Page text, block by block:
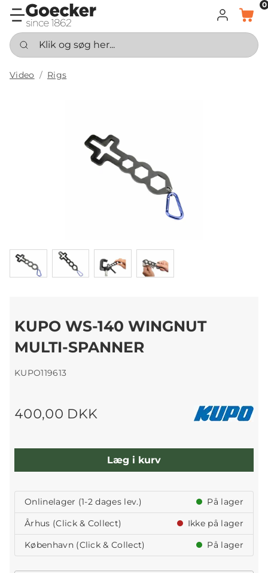
LOG INDKURV
0
Klik og søg her...
Video Rigs
KUPO WS-140 WINGNUT
MULTI-SPANNER
KUPO119613
400,00 DKK
Læg i kurv
Onlinelager (1-2 dages lev.)
På lager
Århus (Click & Collect)
Ikke på lager
København (Click & Collect)
På lager